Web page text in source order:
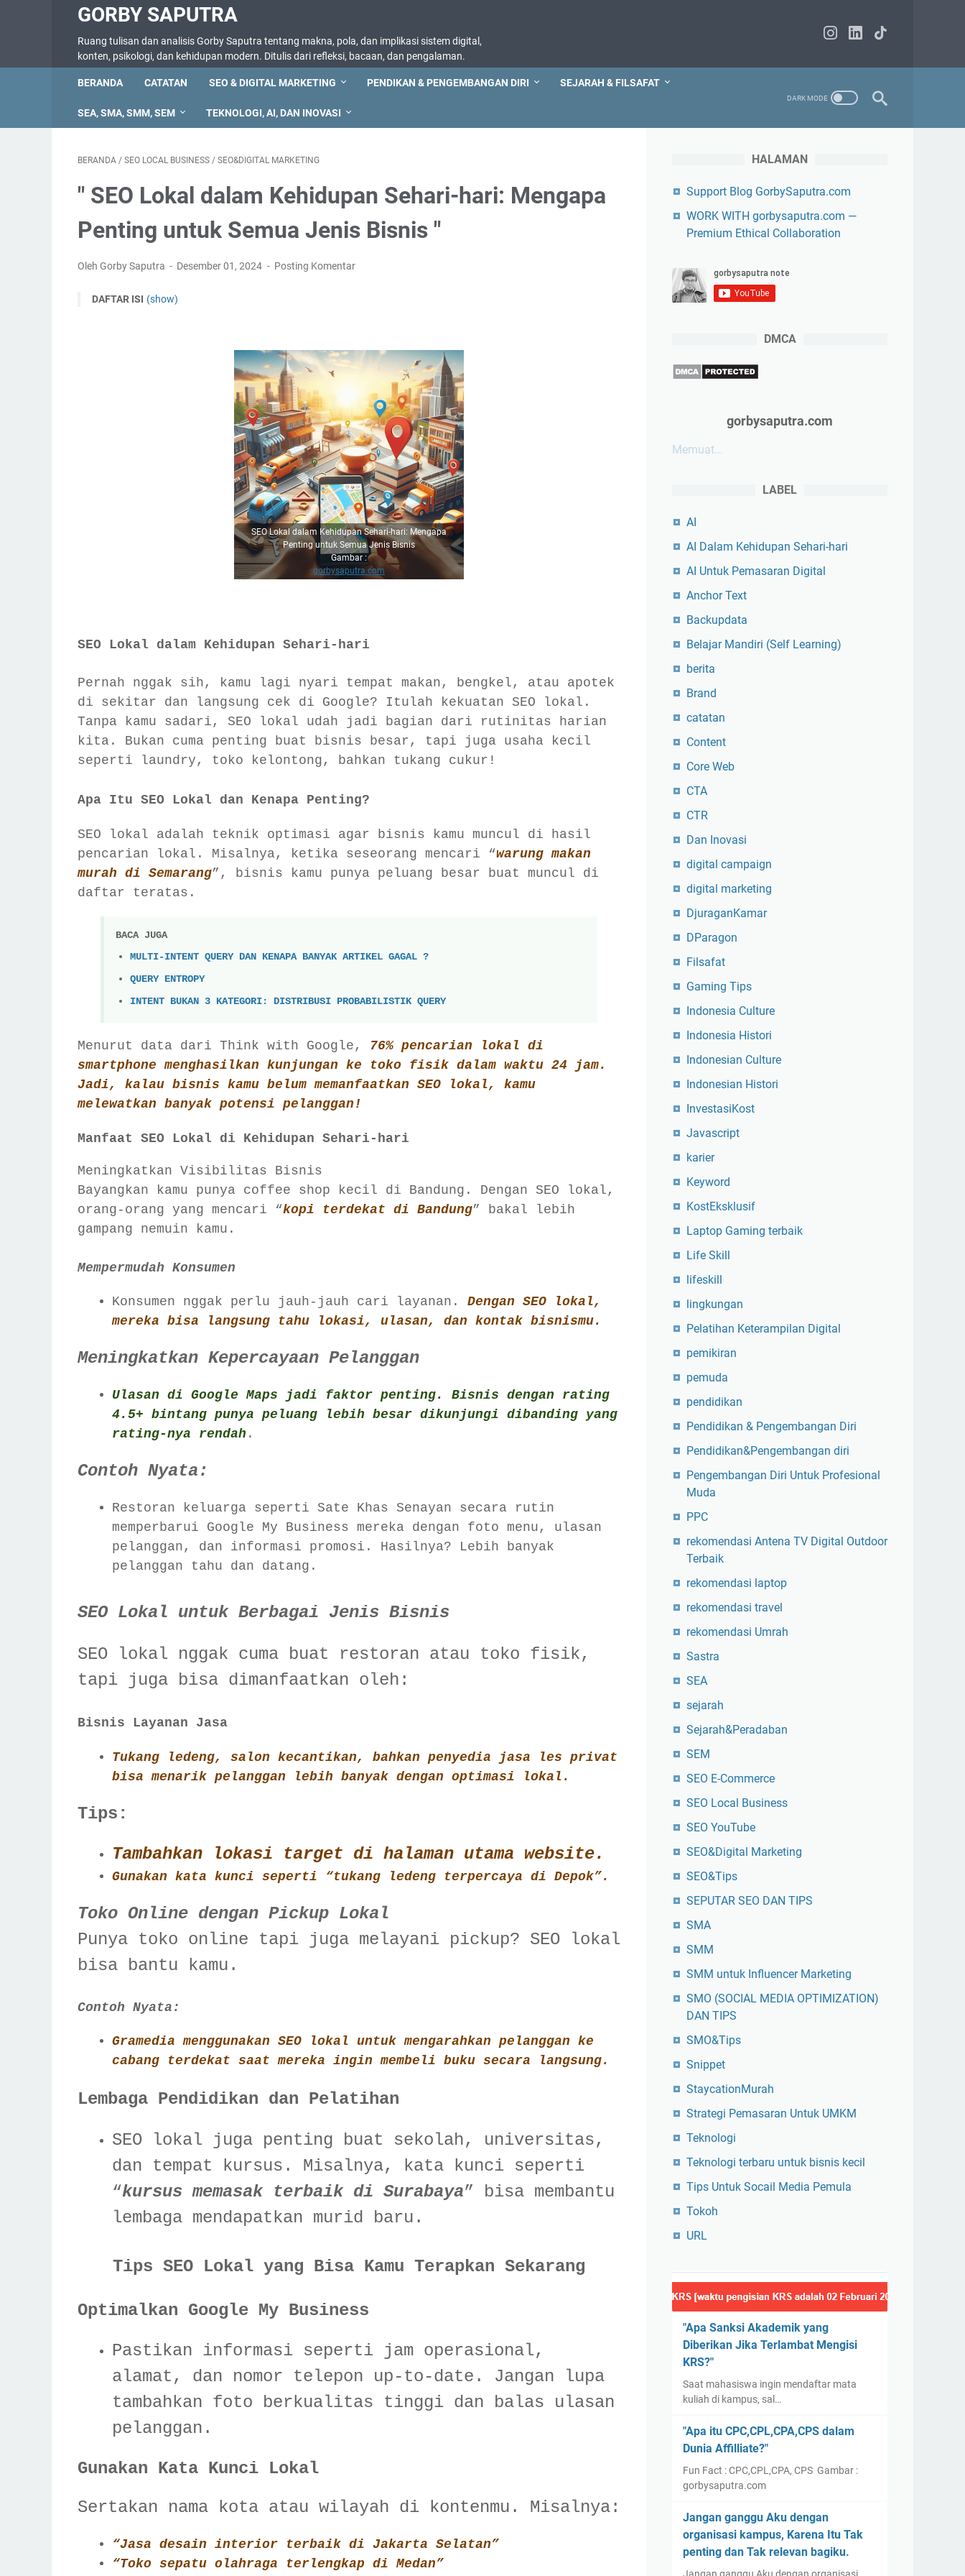
GORBY SAPUTRA
Ruang tulisan dan analisis Gorby Saputra tentang makna, pola, dan implikasi sistem digital,
konten, psikologi, dan kehidupan modern. Ditulis dari refleksi, bacaan, dan pengalaman.
BERANDA CATATAN SEO & DIGITAL MARKETING PENDIKAN & PENGEMBANGAN DIRI SEJARAH & FILSAFAT
SEA, SMA, SMM, SEM TEKNOLOGI, AI, DAN INOVASI
BERANDA / SEO LOCAL BUSINESS / SEO&DIGITAL MARKETING
" SEO Lokal dalam Kehidupan Sehari-hari: Mengapa
Penting untuk Semua Jenis Bisnis "
Oleh Gorby Saputra Desember 01, 2024 Posting Komentar
DAFTAR ISI (show)
Optimalkan Google My Business
Perubahan Algoritma Google
Apakah SEO lokal cuma untuk bisnis fisik?
Berapa lama hasil SEO lokal mulai terasa?SEO Lokal dalam Kehidupan Sehari-hari: Mengapa
Penting untuk Semua Jenis Bisnis
Gambar :
gorbysaputra.com
SEO Lokal dalam Kehidupan Sehari-hari
Pernah nggak sih, kamu lagi nyari tempat makan, bengkel, atau apotek
di sekitar dan langsung cek di Google? Itulah kekuatan SEO lokal.
Tanpa kamu sadari, SEO lokal udah jadi bagian dari rutinitas harian
kita. Bukan cuma penting buat bisnis besar, tapi juga usaha kecil
seperti laundry, toko kelontong, bahkan tukang cukur!
Apa Itu SEO Lokal dan Kenapa Penting?
SEO lokal adalah teknik optimasi agar bisnis kamu muncul di hasil
pencarian lokal. Misalnya, ketika seseorang mencari “warung makan
murah di Semarang”, bisnis kamu punya peluang besar buat muncul di
daftar teratas.
BACA JUGA
MULTI-INTENT QUERY DAN KENAPA BANYAK ARTIKEL GAGAL ?
QUERY ENTROPY
INTENT BUKAN 3 KATEGORI: DISTRIBUSI PROBABILISTIK QUERY
Menurut data dari Think with Google, 76% pencarian lokal di
smartphone menghasilkan kunjungan ke toko fisik dalam waktu 24 jam.
Jadi, kalau bisnis kamu belum memanfaatkan SEO lokal, kamu
melewatkan banyak potensi pelanggan!
Manfaat SEO Lokal di Kehidupan Sehari-hari
Meningkatkan Visibilitas Bisnis
Bayangkan kamu punya coffee shop kecil di Bandung. Dengan SEO lokal,
orang-orang yang mencari “kopi terdekat di Bandung” bakal lebih
gampang nemuin kamu.
Mempermudah Konsumen
Konsumen nggak perlu jauh-jauh cari layanan. Dengan SEO lokal,
mereka bisa langsung tahu lokasi, ulasan, dan kontak bisnismu.
Meningkatkan Kepercayaan Pelanggan
Ulasan di Google Maps jadi faktor penting. Bisnis dengan rating
4.5+ bintang punya peluang lebih besar dikunjungi dibanding yang
rating-nya rendah .
Contoh Nyata:
Restoran keluarga seperti Sate Khas Senayan secara rutin
memperbarui Google My Business mereka dengan foto menu, ulasan
pelanggan, dan informasi promosi. Hasilnya? Lebih banyak
pelanggan tahu dan datang.
SEO Lokal untuk Berbagai Jenis Bisnis
SEO lokal nggak cuma buat restoran atau toko fisik,
tapi juga bisa dimanfaatkan oleh:
Bisnis Layanan Jasa
Tukang ledeng, salon kecantikan, bahkan penyedia jasa les privat
bisa menarik pelanggan lebih banyak dengan optimasi lokal.
Tips:
Tambahkan lokasi target di halaman utama website.
Gunakan kata kunci seperti “tukang ledeng terpercaya di Depok”.
Toko Online dengan Pickup Lokal
Punya toko online tapi juga melayani pickup? SEO lokal
bisa bantu kamu.
Contoh Nyata:
Gramedia menggunakan SEO lokal untuk mengarahkan pelanggan ke
cabang terdekat saat mereka ingin membeli buku secara langsung.
Lembaga Pendidikan dan Pelatihan
SEO lokal juga penting buat sekolah, universitas,
dan tempat kursus. Misalnya, kata kunci seperti
“kursus memasak terbaik di Surabaya” bisa membantu
lembaga mendapatkan murid baru.
Tips SEO Lokal yang Bisa Kamu Terapkan Sekarang
Optimalkan Google My Business
Pastikan informasi seperti jam operasional,
alamat, dan nomor telepon up-to-date. Jangan lupa
tambahkan foto berkualitas tinggi dan balas ulasan
pelanggan.
Gunakan Kata Kunci Lokal
Sertakan nama kota atau wilayah di kontenmu. Misalnya:
“Jasa desain interior terbaik di Jakarta Selatan”
“Toko sepatu olahraga terlengkap di Medan”
HALAMAN
Support Blog GorbySaputra.com
WORK WITH gorbysaputra.com —
Premium Ethical Collaboration
DMCA
gorbysaputra.com
Memuat...
LABEL
AI
AI Dalam Kehidupan Sehari-hari
AI Untuk Pemasaran Digital
Anchor Text
Backupdata
Belajar Mandiri (Self Learning)
berita
Brand
catatan
Content
Core Web
CTA
CTR
Dan Inovasi
digital campaign
digital marketing
DjuraganKamar
DParagon
Filsafat
Gaming Tips
Indonesia Culture
Indonesia Histori
Indonesian Culture
Indonesian Histori
InvestasiKost
Javascript
karier
Keyword
KostEksklusif
Laptop Gaming terbaik
Life Skill
lifeskill
lingkungan
Pelatihan Keterampilan Digital
pemikiran
pemuda
pendidikan
Pendidikan & Pengembangan Diri
Pendidikan&Pengembangan diri
Pengembangan Diri Untuk Profesional
Muda
PPC
rekomendasi Antena TV Digital Outdoor
Terbaik
rekomendasi laptop
rekomendasi travel
rekomendasi Umrah
Sastra
SEA
sejarah
Sejarah&Peradaban
SEM
SEO E-Commerce
SEO Local Business
SEO YouTube
SEO&Digital Marketing
SEO&Tips
SEPUTAR SEO DAN TIPS
SMA
SMM
SMM untuk Influencer Marketing
SMO (SOCIAL MEDIA OPTIMIZATION)
DAN TIPS
SMO&Tips
Snippet
StaycationMurah
Strategi Pemasaran Untuk UMKM
Teknologi
Teknologi terbaru untuk bisnis kecil
Tips Untuk Socail Media Pemula
Tokoh
URL
"Apa Sanksi Akademik yang
Diberikan Jika Terlambat Mengisi
KRS?"
Saat mahasiswa ingin mendaftar mata
kuliah di kampus, sal…
"Apa itu CPC,CPL,CPA,CPS dalam
Dunia Affilliate?"
Fun Fact : CPC,CPL,CPA, CPS Gambar :
gorbysaputra.com
Jangan ganggu Aku dengan
organisasi kampus, Karena Itu Tak
penting dan Tak relevan bagiku.